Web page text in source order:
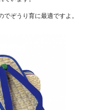
でぞうり育に最適ですよ。